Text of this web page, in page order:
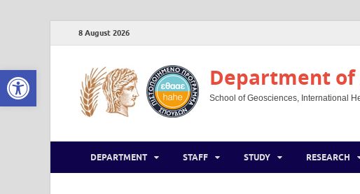
Open toolbar
8 August 2026
Department
School of Geosciences, International
DEPARTMENT STAFF STUDY RESEARCH